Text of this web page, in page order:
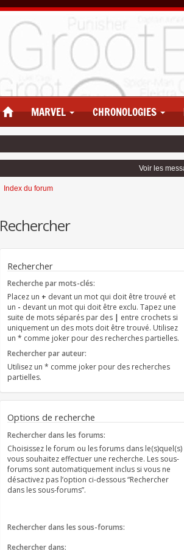
MARVEL CHRONOLOGIES
Voir les
Index du forum
Rechercher
Rechercher
Recherche par mots-clés:
Placez un + devant un mot qui doit être trouvé et
un - devant un mot qui doit être exclu. Tapez une
suite de mots séparés par des | entre crochets si
uniquement un des mots doit être trouvé. Utilisez
un * comme joker pour des recherches partielles.
Rechercher par auteur:
Utilisez un * comme joker pour des recherches
partielles.
Options de recherche
Rechercher dans les forums:
Choisissez le forum ou les forums dans le(s)quel(s)
vous souhaitez effectuer une recherche. Les sous-
forums sont automatiquement inclus si vous ne
désactivez pas l’option ci-dessous “Rechercher
dans les sous-forums”.
Rechercher dans les sous-forums:
Rechercher dans: